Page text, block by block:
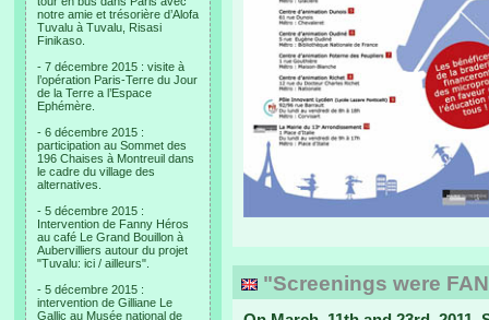
notre amie et trésorière d’Alofa
Tuvalu à Tuvalu, Risasi
Finikaso.
- 7 décembre 2015 : visite à
l’opération Paris-Terre du Jour
de la Terre a l’Espace
Ephémère.
- 6 décembre 2015 :
participation au Sommet des
196 Chaises à Montreuil dans
le cadre du village des
alternatives.
- 5 décembre 2015 :
Intervention de Fanny Héros
au café Le Grand Bouillon à
Aubervilliers autour du projet
"Tuvalu: ici / ailleurs".
- 5 décembre 2015 :
intervention de Gilliane Le
Gallic au Musée national de
"Screenings were